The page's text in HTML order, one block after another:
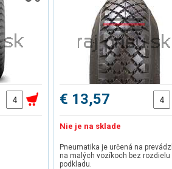
€ 13,57
Nie je na sklade
Pneumatika je určená na
na malých vozíkoch bez rozdielu
podkladu.